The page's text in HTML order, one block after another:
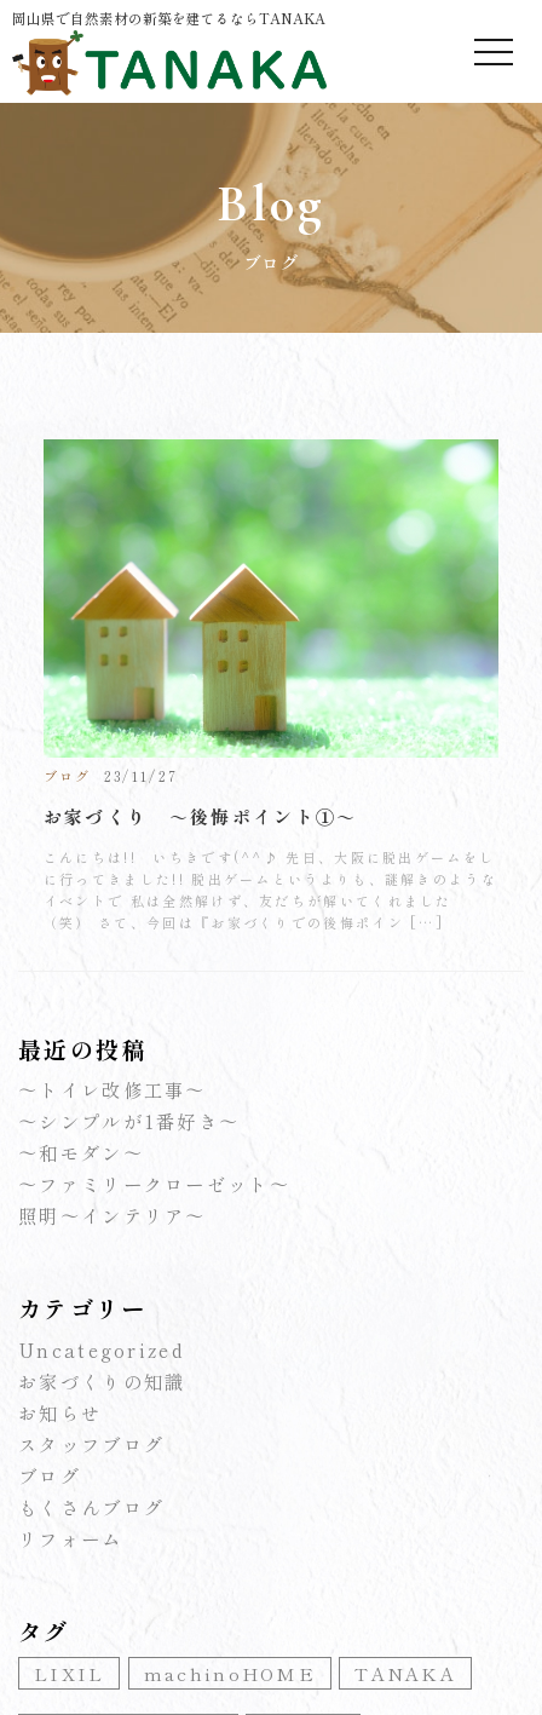
岡山県で自然素材の新築を建てるならTANAKA
Blog
ブログ
ブログ 23/11/27
お家づくり ～後悔ポイント①～
こんにちは!! いちきです(^^♪ 先日、大阪に脱出ゲームをし
に行ってきました!! 脱出ゲームというよりも、謎解きのような
イベントで 私は全然解けず、友だちが解いてくれました
（笑） さて、今回は『お家づくりでの後悔ポイン […]
最近の投稿
～トイレ改修工事～
～シンプルが1番好き～
～和モダン～
～ファミリークローゼット～
照明～インテリア～
カテゴリー
Uncategorized
お家づくりの知識
お知らせ
スタッフブログ
ブログ
もくさんブログ
リフォーム
タグ
LIXIL machinoHOME TANAKA